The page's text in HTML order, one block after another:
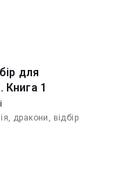
для
Книга 1
дракони, відбір